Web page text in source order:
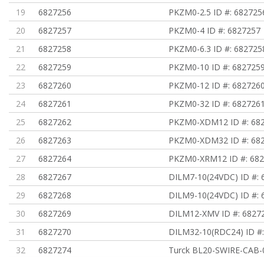
19
6827256
PKZM0-2.5 ID #:
20
6827257
PKZM0-4 ID #: 6827257
21
6827258
PKZM0-6.3 ID #:
22
6827259
PKZM0-10 ID #:
23
6827260
PKZM0-12 ID #:
24
6827261
PKZM0-32 ID #:
25
6827262
PKZM0-XDM12 ID #:
26
6827263
PKZM0-XDM32 ID #:
27
6827264
PKZM0-XRM12 ID #:
28
6827267
DILM7-10(24VDC) ID #:
29
6827268
DILM9-10(24VDC) ID #:
30
6827269
DILM12-XMV ID #:
31
6827270
DILM32-10(RDC24) ID
32
6827274
Turck BL20-SWIRE-